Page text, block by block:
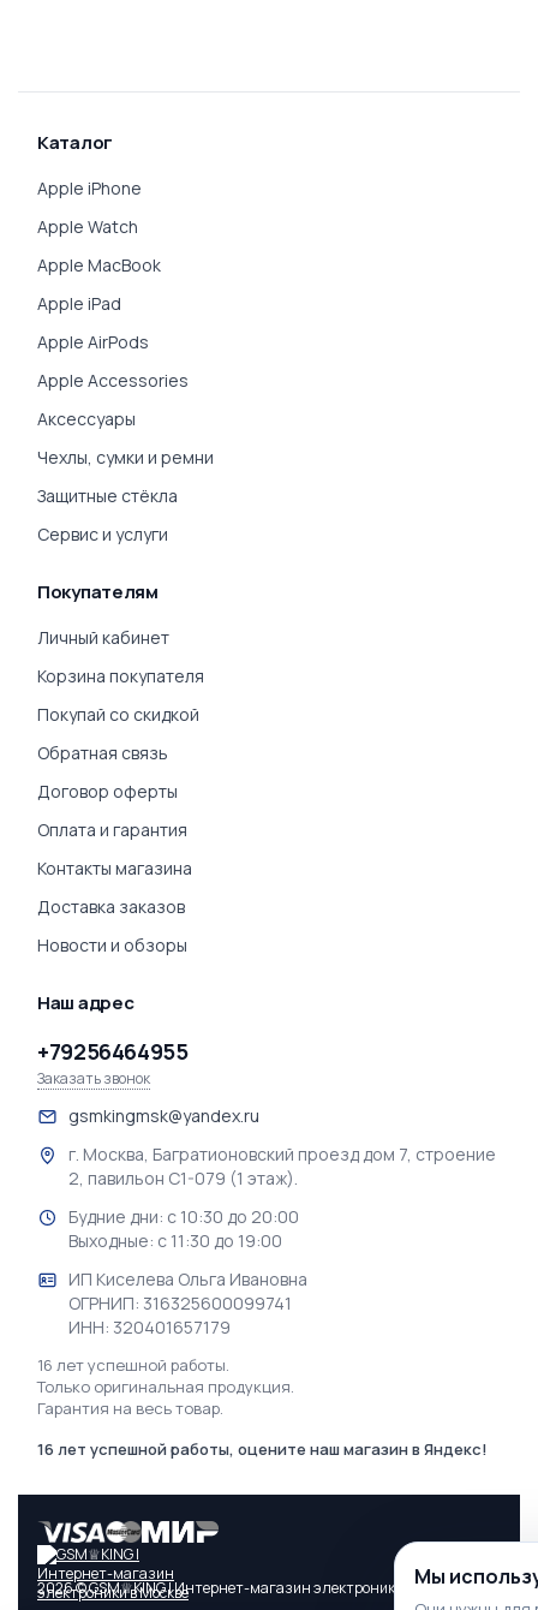
Каталог
Apple iPhone
Apple Watch
Apple MacBook
Apple iPad
Apple AirPods
Apple Accessories
Аксессуары
Чехлы, сумки и ремни
Защитные стёкла
Сервис и услуги
Покупателям
Личный кабинет
Корзина покупателя
Покупай со скидкой
Обратная связь
Договор оферты
Оплата и гарантия
Контакты магазина
Доставка заказов
Новости и обзоры
Наш адрес
+79256464955
Заказать звонок
gsmkingmsk@yandex.ru
г. Москва, Багратионовский проезд дом 7, строение
2, павильон С1-079 (1 этаж).
Будние дни: с 10:30 до 20:00
Выходные: с 11:30 до 19:00
ИП Киселева Ольга Ивановна
ОГРНИП: 316325600099741
ИНН: 320401657179
16 лет успешной работы.
Только оригинальная продукция.
Гарантия на весь товар.
16 лет успешной работы, оцените наш магазин в Яндекс!
2026 © GSM♕KING | Интернет-магазин электроники в Москве
Мы